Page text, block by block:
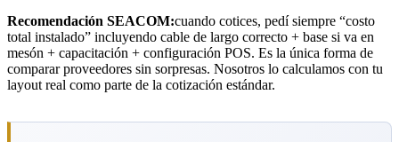
Recomendación SEACOM:cuando cotices, pedí siempre “costo
total instalado” incluyendo cable de largo correcto + base si va en
mesón + capacitación + configuración POS. Es la única forma de
comparar proveedores sin sorpresas. Nosotros lo calculamos con tu
layout real como parte de la cotización estándar.